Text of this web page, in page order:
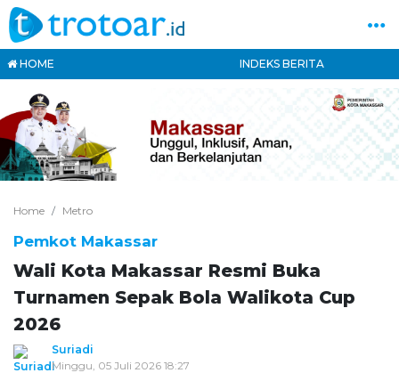
HOME INDEKS BERITA
Home Metro
Pemkot Makassar
Wali Kota Makassar Resmi Buka
Turnamen Sepak Bola Walikota Cup
2026
Suriadi
Minggu, 05 Juli 2026 18:27